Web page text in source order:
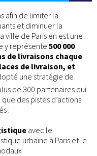
afin de limiter la
et diminuer la
ville de Paris en est une
y représente 500 000
de livraisons chaque
de livraison, et
une stratégie de
de 300 partenaires qui
des pistes d’actions.
:
avec le
urbaine à Paris et le